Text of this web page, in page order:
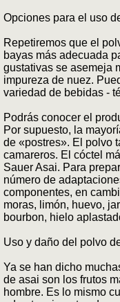
Opciones para el uso
Repetiremos que el
bayas más adecuada
gustativas se asemeja
impureza de nuez.
variedad de bebidas -
Podrás conocer el
Por supuesto, la
de «postres». El polvo
camareros. El cóctel
Sauer Asai. Para
número de
componentes, en
moras, limón, huevo,
bourbon, hielo
Uso y daño del polvo
Ya se han dicho
de asai son los frutos
hombre. Es lo mismo